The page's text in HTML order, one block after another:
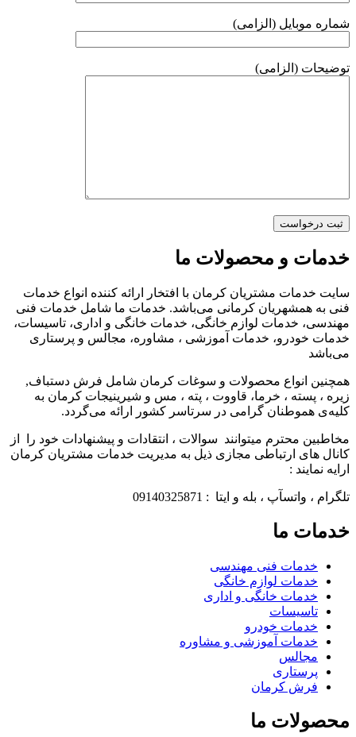
شماره موبایل (الزامی)
توضیحات (الزامی)
خدمات و محصولات ما
سایت خدمات مشتریان کرمان با افتخار ارائه کننده انواع خدمات
فنی به همشهریان کرمانی می‌باشد. خدمات ما شامل خدمات فنی
مهندسی، خدمات لوازم خانگی، خدمات خانگی و اداری، تاسیسات،
خدمات خودرو، خدمات آموزشی ، مشاوره، مجالس و پرستاری
می‌باشد
همچنین انواع محصولات و سوغات کرمان شامل فرش دستباف,
زیره ، پسته ، خرما، قاووت ، پته ، مس و شیرینیجات کرمان به
کلیه‌ی هموطنان گرامی در سرتاسر کشور ارائه می‌گردد.
مخاطبین محترم میتوانند سوالات ، انتقادات و پیشنهادات خود را از
کانال های ارتباطی مجازی ذیل به مدیریت خدمات مشتریان کرمان
ارایه نمایند :
تلگرام ، واتسآپ ، بله و ایتا : 09140325871
خدمات ما
خدمات فنی مهندسی
خدمات لوازم خانگی
خدمات خانگی و اداری
تاسیسات
خدمات خودرو
خدمات آموزشی و مشاوره
مجالس
پرستاری
فرش کرمان
محصولات ما